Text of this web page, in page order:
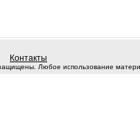
Контакты
Любое использование